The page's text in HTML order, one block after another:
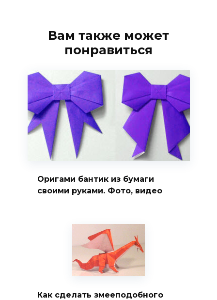
Вам также может
понравиться
Оригами бантик из бумаги
своими руками. Фото, видео
Как сделать змееподобного